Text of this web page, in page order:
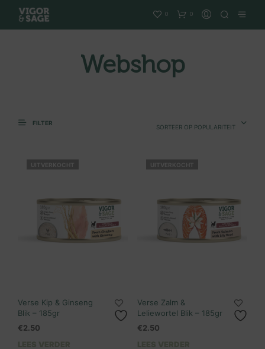
0 0
Webshop
FILTER
SORTEER OP POPULARITEIT
UITVERKOCHT
Verse Kip & Ginseng
Blik – 185gr
€2.50
LEES VERDER
UITVERKOCHT
Verse Zalm &
Leliewortel Blik – 185gr
€2.50
LEES VERDER